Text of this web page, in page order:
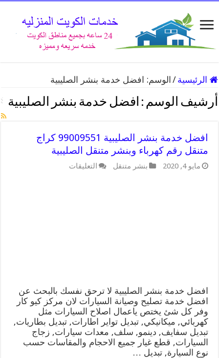
الرئيسية / الوسم: افضل خدمة بنشر الصليبية
أرشيف الوسم : افضل خدمة بنشر الصليبية
افضل خدمة بنشر الصليبية 99009551 كراج
متنقل رقم كهرباء وبنشر متنقل الصليبية
مايو 4, 2020 بنشر متنقل التعليقات
افضل خدمة بنشر الصليبية لا ترحق نفسك بالبحث عن
افضل خدمة تصليح وصيانة السيارات لان مركز كيو كار
وفر كل شئ يختص ياعمال اصلاح السيارات مثل
كهربائي, ميكانيكي, تبديل تواير اطارات, تبديل بطاريات,
تبديل سفايف, دينمو, سلف, معدات سيارات, زجاج
السيارات, قطع غيار جميع الاحجام والمقاسات حسب
نوع السيارة, تبديل …